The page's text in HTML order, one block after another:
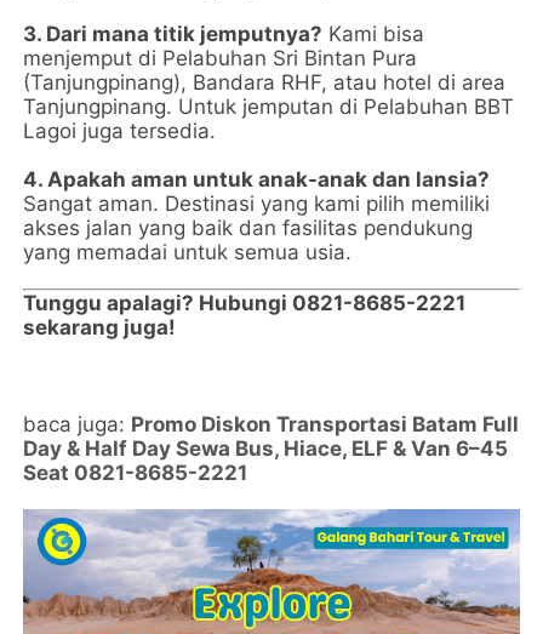
3. Dari mana titik jemputnya? Kami bisa
menjemput di Pelabuhan Sri Bintan Pura
(Tanjungpinang), Bandara RHF, atau hotel di area
Tanjungpinang. Untuk jemputan di Pelabuhan BBT
Lagoi juga tersedia.
4. Apakah aman untuk anak-anak dan lansia?
Sangat aman. Destinasi yang kami pilih memiliki
akses jalan yang baik dan fasilitas pendukung
yang memadai untuk semua usia.
Tunggu apalagi? Hubungi 0821-8685-2221
sekarang juga!
baca juga: Promo Diskon Transportasi Batam Full
Day & Half Day Sewa Bus, Hiace, ELF & Van 6–45
Seat 0821-8685-2221